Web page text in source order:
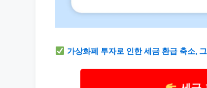
가상화폐 투자로 인한 세금 환급 축소,